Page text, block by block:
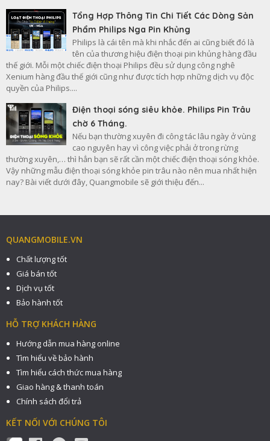
Tổng Hợp Thông Tin Chi Tiết Các Dòng Sản
Phẩm Philips Nga Pin Khủng
Philips là cái tên mà khi nhắc đến ai cũng biết đó là
tên của thương hiệu điện thoại pin khủng hàng đầu
thế giới. Mỗi một chiếc điện thoại Philips đều sử dụng công nghê
Xenium hàng đầu thế giới cũng như được tích hợp những dịch vụ độc
quyền của Philips....
Điện thoại sóng siêu khỏe. Philips Pin Trâu
chờ 6 Tháng.
Nếu bạn thường xuyên đi công tác lâu ngày ở vùng
cao nguyên hay vì công việc phải ở trong rừng
thường xuyên,… thì hẳn bạn sẽ rất cần một chiếc điện thoại sóng khỏe.
Vậy những mẫu điện thoại sóng khỏe pin trâu nào nên mua nhất hiện
nay? Bài viết dưới đây, Quangmobile sẽ giới thiệu đến...
QUANGMOBILE.VN
Chất lượng tốt
Giá bán tốt
Dịch vụ tốt
Bảo hành tốt
HỖ TRỢ KHÁCH HÀNG
Hướng dẫn mua hàng online
Tìm hiểu về bảo hành
Tìm hiểu cách thức mua hàng
Giao hàng & thanh toán
Chính sách đổi trả
KẾT NỐI VỚI CHÚNG TÔI